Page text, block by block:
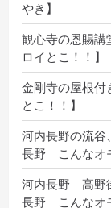
やき】
観心寺の恩賜
ロイとこ！！】
金剛寺の屋根
とこ！！】
河内長野の流谷
長野 こんなオ
河内長野 高野
長野 こんなオ